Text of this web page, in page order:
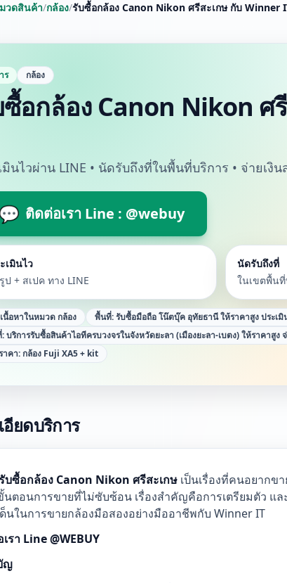
วดสินค้า/กล้อง/รับซื้อกล้อง Canon Nikon ศรีสะเกษ กับ Winner
ร กล้อง
อกล้อง Canon Nikon ศ
มินไวผ่าน LINE • นัดรับถึงที่ในพื้นที่บริการ • จ่ายเงิ
💬 ติดต่อเรา Line : @webuy
เมินไว
ป + สเปค ทาง LINE
นัดรับถึงที่
ในเขตพื้น
นื้อหาในหมวดกล้อง พื้นที่:รับซื้อมือถือ โน๊ตบุ๊ค อุทัยธานี ให้ราคาสูง ประเ
บริการรับซื้อสินค้าไอทีครบวงจรในจังหวัดยะลา (เมืองยะลา-เบตง) ให้ราคาสูง
าคา:กล้อง Fuji XA5 + kit
อียดบริการ
รับซื้อกล้อง Canon Nikon ศรีสะเกษ เป็นเรื่องที่คนอยากข
นตอนการขายที่ไม่ซับซ้อน เรื่องสำคัญคือการเตรียมตัว แ
นในการขายกล้องมือสองอย่างมืออาชีพกับ Winner IT
รา Line @WEBUY
ญ